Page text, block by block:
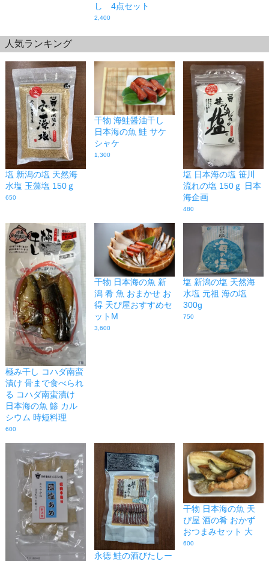
し 4点セット
2,400
人気ランキング
塩 新潟の塩 天然海
水塩 玉藻塩 150ｇ
650
干物 海鮭醤油干し
日本海の魚 鮭 サケ
シャケ
1,300
塩 日本海の塩 笹川
流れの塩 150ｇ 日本
海企画
480
極み干し コハダ南蛮
漬け 骨まで食べられ
る コハダ南蛮漬け
日本海の魚 鯵 カル
シウム 時短料理
600
干物 日本海の魚 新
潟 肴 魚 おまかせ お
得 天ぴ屋おすすめセ
ットM
3,600
塩 新潟の塩 天然海
水塩 元祖 海の塩
300g
750
永徳 鮭の酒びたしー
干物 日本海の魚 天
ぴ屋 酒の肴 おかず
おつまみセット 大
600